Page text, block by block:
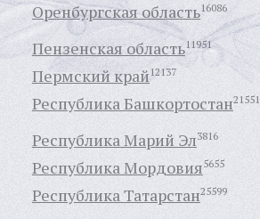
Оренбургская область16086
Пензенская область11951
Пермский край 12137
Республика Башкортостан21551
Республика Марий Эл3816
Республика Мордовия5655
Республика Татарстан25599